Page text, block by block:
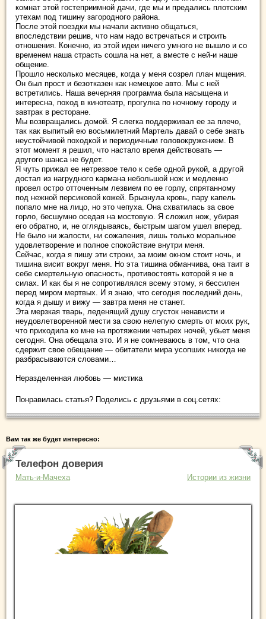
комнат этой гостеприимной дачи, где мы и предались плотским
утехам под тишину загородного района.
После этой поездки мы начали активно общаться,
впоследствии решив, что нам надо встречаться и строить
отношения. Конечно, из этой идеи ничего умного не вышло и со
временем наша страсть сошла на нет, а вместе с ней-и наше
общение.
Прошло несколько месяцев, когда у меня созрел план мщения.
Он был прост и безотказен как немецкое авто. Мы с ней
встретились. Наша вечерняя программа была насыщена и
интересна, поход в кинотеатр, прогулка по ночному городу и
завтрак в ресторане.
Мы возвращались домой. Я слегка поддерживал ее за плечо,
так как выпитый ею восьмилетний Мартель давай о себе знать
неустойчивой походкой и периодичным головокружением. В
этот момент я решил, что настало время действовать —
другого шанса не будет.
Я чуть прижал ее нетрезвое тело к себе одной рукой, а другой
достал из нагрудного кармана небольшой нож и медленно
провел остро отточенным лезвием по ее горлу, спрятанному
под нежной персиковой кожей. Брызнула кровь, пару капель
попало мне на лицо, но это чепуха. Она схватилась за свое
горло, бесшумно оседая на мостовую. Я сложил нож, убирая
его обратно, и, не оглядываясь, быстрым шагом ушел вперед.
Не было ни жалости, ни сожаления, лишь только моральное
удовлетворение и полное спокойствие внутри меня.
Сейчас, когда я пишу эти строки, за моим окном стоит ночь, и
тишина висит вокруг меня. Но эта тишина обманчива, она таит в
себе смертельную опасность, противостоять которой я не в
силах. И как бы я не сопротивлялся всему этому, я бессилен
перед миром мертвых. И я знаю, что сегодня последний день,
когда я дышу и вижу — завтра меня не станет.
Эта мерзкая тварь, леденящий душу сгусток ненависти и
неудовлетворенной мести за свою нелепую смерть от моих рук,
что приходила ко мне на протяжении четырех ночей, убьет меня
сегодня. Она обещала это. И я не сомневаюсь в том, что она
сдержит свое обещание — обитатели мира усопших никогда не
разбрасываются словами…
Неразделенная любовь — мистика
Понравилась статья? Поделись с друзьями в соц.сетях:
Вам так же будет интересно:
Телефон доверия
Мать-и-Мачеха Истории из жизни